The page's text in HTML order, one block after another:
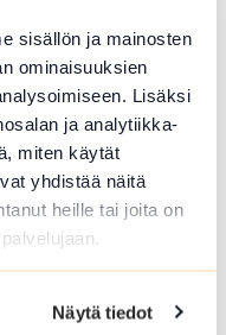
sisällön ja mainosten
ominaisuuksien
Lisäksi
ja analytiikka-
miten käytät
yhdistää näitä
heille tai joita on
Näytä tiedot
pääsy.
Aino